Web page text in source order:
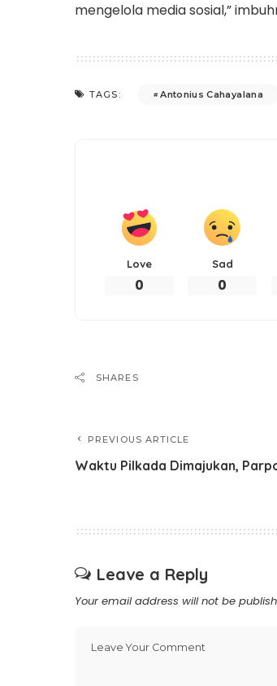
mengelola media sosial,”
TAGS: Antonius Cahayalana
Love
0
Sad
0
SHARES
PREVIOUS ARTICLE
Waktu Pilkada Dimajukan,
Leave a Reply
Your email address will not be